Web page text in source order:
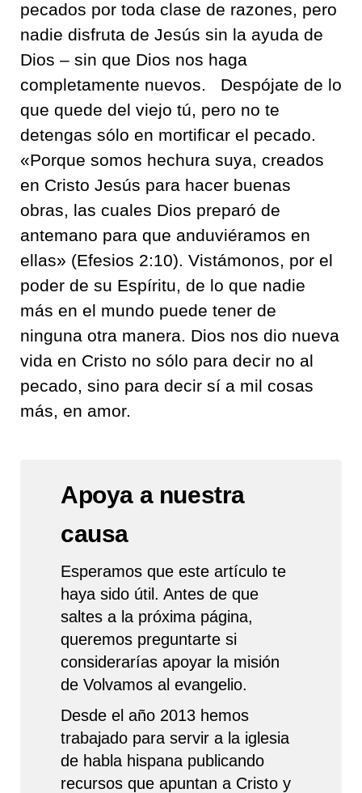
pecados por toda clase de razones, pero
nadie disfruta de Jesús sin la ayuda de
Dios – sin que Dios nos haga
completamente nuevos.
Despójate de lo
que quede del viejo tú, pero no te
detengas sólo en mortificar el pecado.
«Porque somos hechura suya, creados
en Cristo Jesús para hacer buenas
obras, las cuales Dios preparó de
antemano para que anduviéramos en
ellas» (Efesios 2:10). Vistámonos, por el
poder de su Espíritu, de lo que nadie
más en el mundo puede tener de
ninguna otra manera. Dios nos dio nueva
vida en Cristo no sólo para decir no al
pecado, sino para decir sí a mil cosas
más , en amor.
Apoya a nuestra
causa
Esperamos que este artículo te
haya sido útil. Antes de que
saltes a la próxima página,
queremos preguntarte si
considerarías apoyar la misión
de Volvamos al evangelio.
Desde el año 2013 hemos
trabajado para servir a la iglesia
de habla hispana publicando
recursos que apuntan a Cristo y